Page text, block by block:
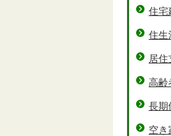
住宅
住生
居住
高齢
長期
空き